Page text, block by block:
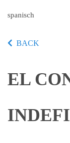
spanisch
BACK
EL